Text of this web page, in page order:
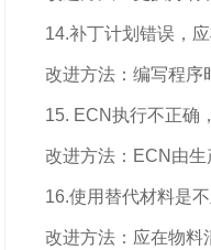
14.补丁计划错误，应
改进方法：编写程序
15. ECN执行不正确
改进方法：ECN由生
16.使用替代材料是
改进方法：应在物料